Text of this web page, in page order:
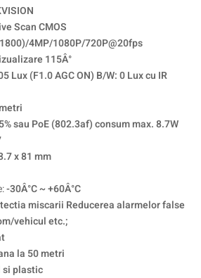
Scan CMOS
4MP/1080P/720P@20fps
115Â°
Lux (F1.0 AGC ON) B/W: 0 Lux cu IR
sau PoE (802.3af) consum max. 8.7W
x 81 mm
-30Â°C ~ +60Â°C
miscarii Reducerea alarmelor false
vehicul etc.;
la 50 metri
si plastic